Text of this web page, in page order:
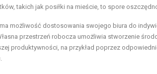
takich jak posiłki na mieście, to spore
możliwość dostosowania swojego biura do
przestrzeń robocza umożliwia stworzenie
produktywności, na przykład poprzez